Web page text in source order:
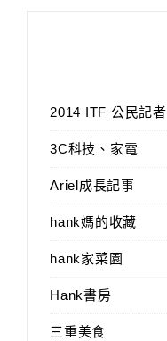
2014 ITF 公民記者
3C科技、家電
Ariel成長記事
hank媽的收藏
hank家菜園
Hank書房
三重美食